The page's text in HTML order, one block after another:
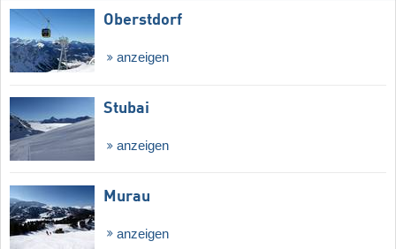
Oberstdorf
anzeigen
Stubai
anzeigen
Murau
anzeigen